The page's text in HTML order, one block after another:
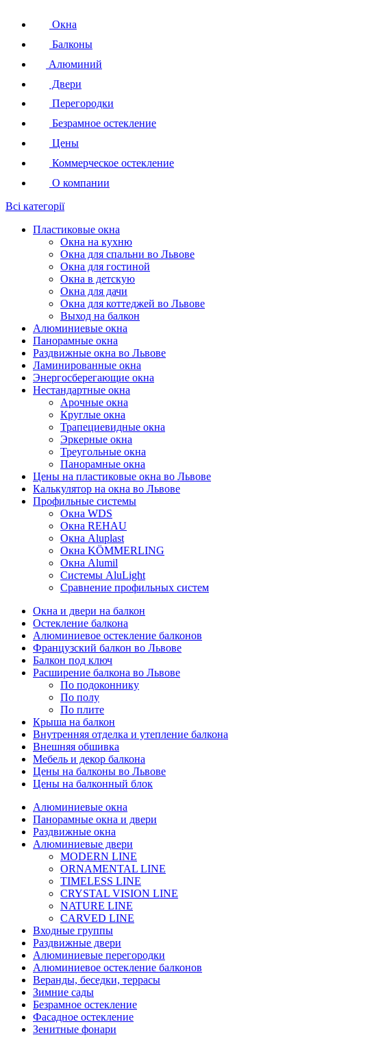
Окна
Балконы
Алюминий
Двери
Перегородки
Безрамное остекление
Цены
Коммерческое остекление
О компании
Всі категорії
Пластиковые окна
Окна на кухню
Окна для спальни во Львове
Окна для гостиной
Окна в детскую
Окна для дачи
Окна для коттеджей во Львове
Выход на балкон
Алюминиевые окна
Панорамные окна
Раздвижные окна во Львове
Ламинированные окна
Энергосберегающие окна
Нестандартные окна
Арочные окна
Круглые окна
Трапециевидные окна
Эркерные окна
Треугольные окна
Панорамные окна
Цены на пластиковые окна во Львове
Калькулятор на окна во Львове
Профильные системы
Окна WDS
Окна REHAU
Окна Aluplast
Окна KÖMMERLING
Окна Alumil
Системы AluLight
Сравнение профильных систем
Окна и двери на балкон
Остекление балкона
Алюминиевое остекление балконов
Французский балкон во Львове
Балкон под ключ
Расширение балкона во Львове
По подоконнику
По полу
По плите
Крыша на балкон
Внутренняя отделка и утепление балкона
Внешняя обшивка
Мебель и декор балкона
Цены на балконы во Львове
Цены на балконный блок
Алюминиевые окна
Панорамные окна и двери
Раздвижные окна
Алюминиевые двери
MODERN LINE
ORNAMENTAL LINE
TIMELESS LINE
CRYSTAL VISION LINE
NATURE LINE
CARVED LINE
Входные группы
Раздвижные двери
Алюминиевые перегородки
Алюминиевое остекление балконов
Веранды, беседки, террасы
Зимние сады
Безрамное остекление
Фасадное остекление
Зенитные фонари